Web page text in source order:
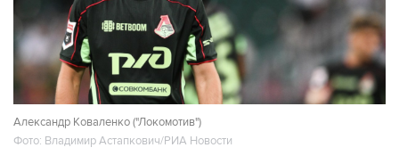
Александр Коваленко ("Локомотив")
Фото: Владимир Астапкович/РИА Новости